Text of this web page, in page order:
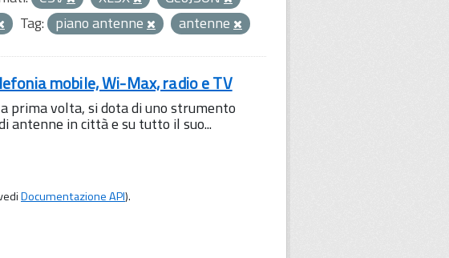
Tag: piano antenne antenne
mobile, Wi-Max, radio e TV
prima volta, si dota di uno strumento
antenne in città e su tutto il suo...
Documentazione API).